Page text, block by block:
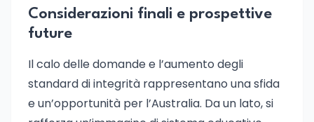
Considerazioni finali e prospettive
future
Il calo delle domande e l’aumento degli
standard di integrità rappresentano una sfida
e un’opportunità per l’Australia. Da un lato, si